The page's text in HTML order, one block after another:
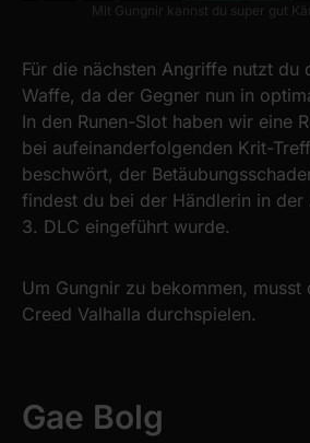
Mit Gungnir kannst du super gut
Für die nächsten Angriffe nutzt du
Waffe, da der Gegner nun in
In den Runen-Slot haben wir eine
bei aufeinanderfolgenden Krit-
beschwört, der
findest du bei der Händlerin in der
3. DLC eingeführt wurde.
Um Gungnir zu bekommen, musst
Creed Valhalla durchspielen.
Gae Bolg